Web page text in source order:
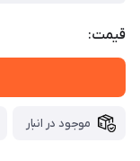
قیمت:
موجود در انبار